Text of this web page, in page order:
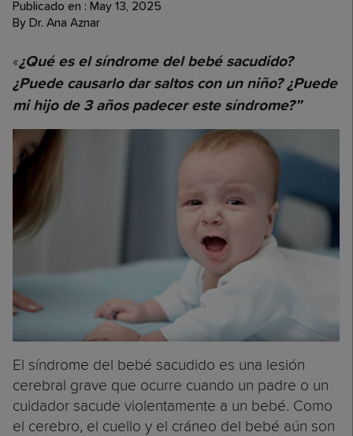
Publicado en : May 13, 2025
By Dr. Ana Aznar
«¿Qué es el síndrome del bebé sacudido?
¿Puede causarlo dar saltos con un niño? ¿Puede
mi hijo de 3 años padecer este síndrome?”
El síndrome del bebé sacudido es una lesión
cerebral grave que ocurre cuando un padre o un
cuidador sacude violentamente a un bebé. Como
el cerebro, el cuello y el cráneo del bebé aún son